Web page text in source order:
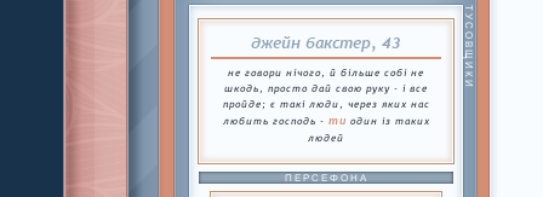
джейн бакстер, 43
не говори нічого, й більше собі не
шкодь, просто дай свою руку - і все
пройде; є такі люди, через яких нас
любить господь - ти один із таких
людей
ТУСОВЩИКИ
ПЕРСЕФОНА